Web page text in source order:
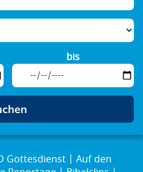
bis
Gottesdienst
Auf den